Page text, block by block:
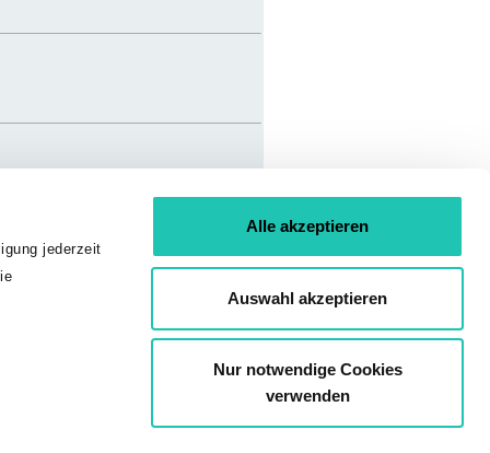
jederzeit
Alle akzeptieren
Auswahl akzeptieren
Nur notwendige Cookies
verwenden